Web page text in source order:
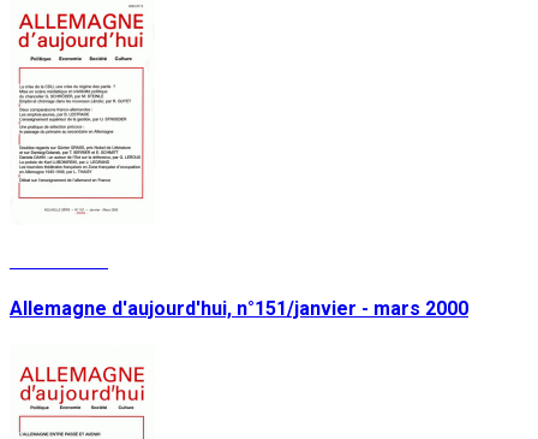
Allemagne d'aujourd'hui, n°151/janvier - mars 2000